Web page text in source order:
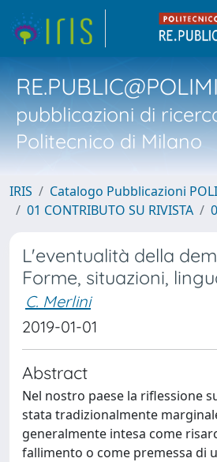
pubblicazioni di
Politecnico di Milano
IRIS
Catalogo Pubblicazioni
01 CONTRIBUTO SU RIVISTA
L'eventualità della
Forme, situazioni,
C. Merlini
2019-01-01
Abstract
Nel nostro paese la riflessione
stata tradizionalmente
generalmente intesa come
fallimento o come premessa di